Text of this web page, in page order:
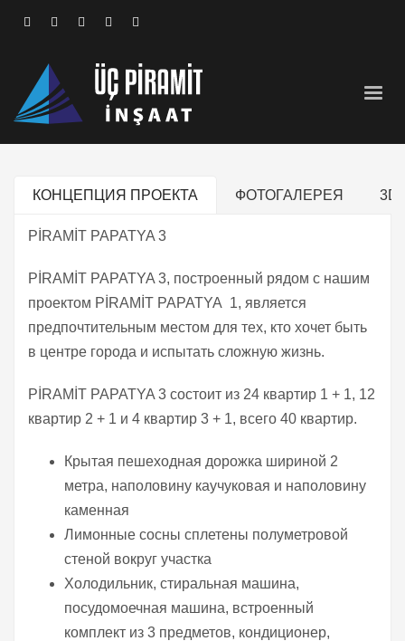
КОНЦЕПЦИЯ ПРОЕКТА ФОТОГАЛЕРЕЯ 3D
PİRAMİT PAPATYA 3
PİRAMİT PAPATYA 3, построенный рядом с нашим
проектом PİRAMİT PAPATYA 1, является
предпочтительным местом для тех, кто хочет быть
в центре города и испытать сложную жизнь.
PİRAMİT PAPATYA 3 состоит из 24 квартир 1 + 1, 12
квартир 2 + 1 и 4 квартир 3 + 1, всего 40 квартир.
Крытая пешеходная дорожка шириной 2
метра, наполовину каучуковая и наполовину
каменная
Лимонные сосны сплетены полуметровой
стеной вокруг участка
Холодильник, стиральная машина,
посудомоечная машина, встроенный
комплект из 3 предметов, кондиционер,